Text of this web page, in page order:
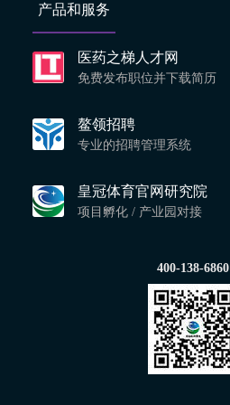
产品和服务
医药之梯人才网
免费发布职位并下载简历
鳌领招聘
专业的招聘管理系统
皇冠体育官网研究院
项目孵化 / 产业园对接
400-138-6860